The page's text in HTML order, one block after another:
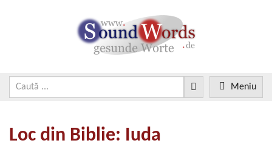
Meniu
Loc din Biblie: Iuda